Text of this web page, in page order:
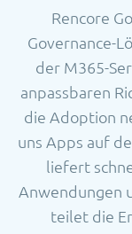
Rencore
Governance-
der M365-
anpassbaren
die Adoption
uns Apps auf
liefert
Anwendungen
teilet die